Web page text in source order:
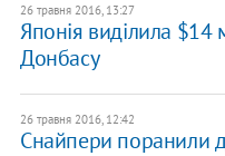
26 травня 2016, 13:27
Японія виділила $14
Донбасу
26 травня 2016, 12:42
Снайпери поранили